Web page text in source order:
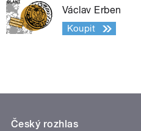
Václav Erben
Koupit
Český rozhlas